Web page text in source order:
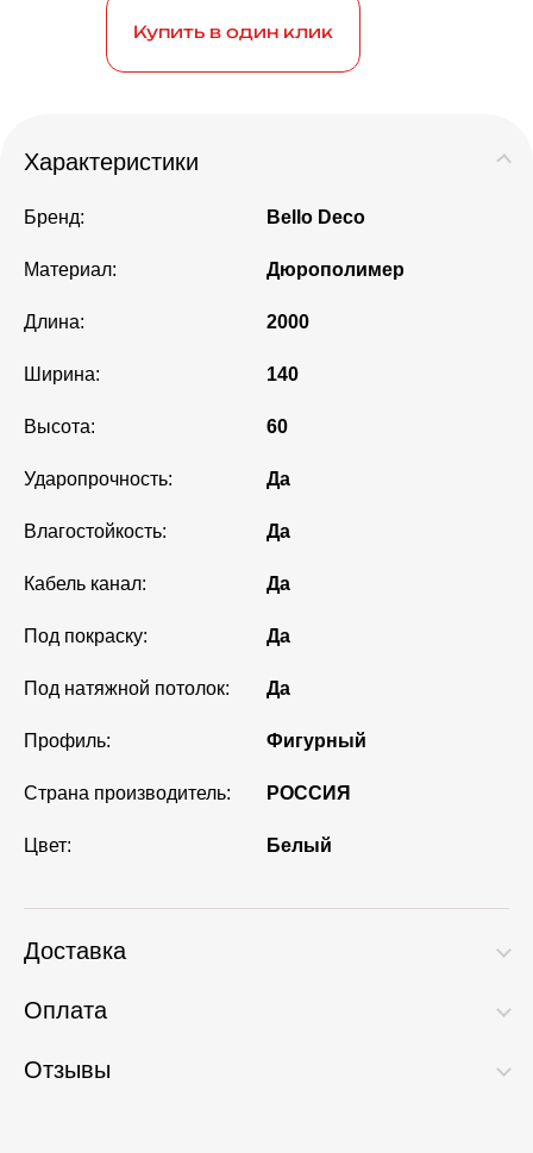
Купить в один клик
Характеристики
Бренд: Bello Deco
Материал: Дюрополимер
Длина: 2000
Ширина: 140
Высота: 60
Ударопрочность: Да
Влагостойкость: Да
Кабель канал: Да
Под покраску: Да
Под натяжной потолок: Да
Профиль: Фигурный
Страна производитель: РОССИЯ
Цвет: Белый
Доставка
Оплата
Отзывы